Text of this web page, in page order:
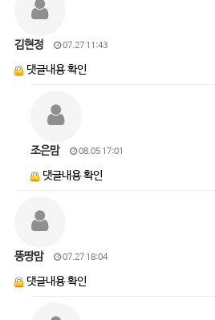
김현정 07.27 11:43
댓글내용 확인
조은맘 08.05 17:01
댓글내용 확인
뚱땅맘 07.27 18:04
댓글내용 확인